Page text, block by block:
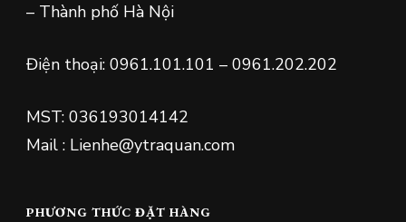
– Thành phố Hà Nội
Điện thoại: 0961.101.101 – 0961.202.202
MST: 036193014142
Mail : Lienhe@ytraquan.com
PHƯƠNG THỨC ĐẶT HÀNG